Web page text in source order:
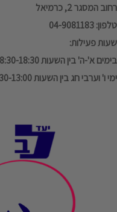
רחוב המסגר 2, כרמיאל
טלפון: 04-9081183
שעות פעילות:
בימים א'-ה' בין השעות 08:30-18:30
ימי ו' וערבי חג בין השעות 08:30-13:00